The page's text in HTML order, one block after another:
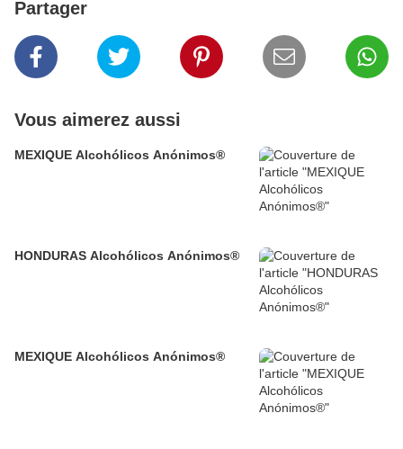
Partager
Vous aimerez aussi
MEXIQUE Alcohólicos Anónimos®
HONDURAS Alcohólicos Anónimos®
MEXIQUE Alcohólicos Anónimos®